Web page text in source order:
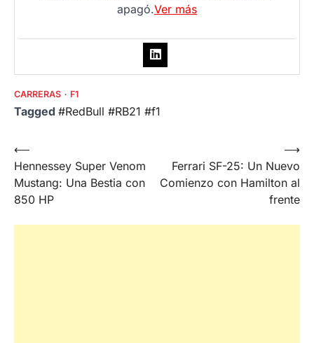
apagó.Ver más
CARRERAS F1
Tagged #RedBull #RB21 #f1
Post
navigation
⟵
Hennessey Super Venom
Mustang: Una Bestia con
850 HP
Ferrari SF-25: Un Nuevo
Comienzo con Hamilton al
frente
⟶